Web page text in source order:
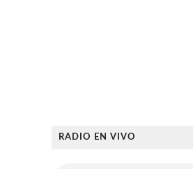
RADIO EN VIVO